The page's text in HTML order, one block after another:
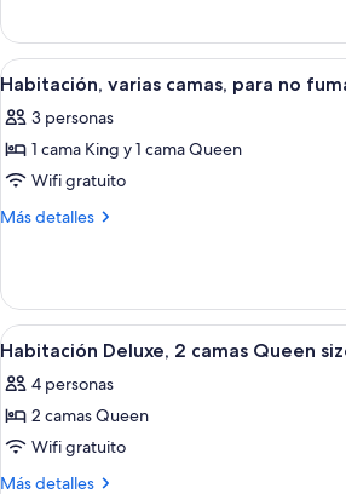
cama
King
size
estándar,
cama
size
Abrir
todas
las
fotos
de
Habitación,
para
no
fumadores
1
Habitación, varias camas, para no
3 personas
1 cama King y 1 cama Queen
Wifi gratuito
Más detalles
Más
varias
camas,
para
fumadores
Abrir
todas
las
fotos
de
Habitación
Una
2
Habitación Deluxe, 2 camas Queen
4 personas
2 camas Queen
Wifi gratuito
Más detalles
Más